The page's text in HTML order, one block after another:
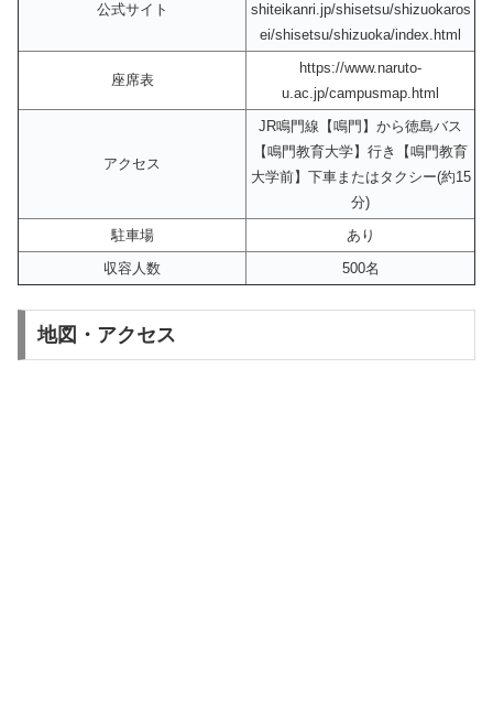
公式サイト
shiteikanri.jp/shisetsu/shizuokaros
ei/shisetsu/shizuoka/index.html
座席表
https://www.naruto-
u.ac.jp/campusmap.html
アクセス
JR鳴門線【鳴門】から徳島バス
【鳴門教育大学】行き【鳴門教育
大学前】下車またはタクシー(約15
分)
駐車場
あり
収容人数
500名
地図・アクセス